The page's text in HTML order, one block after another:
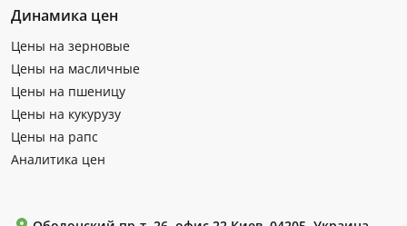
Динамика цен
Цены на зерновые
Цены на масличные
Цены на пшеницу
Цены на кукурузу
Цены на рапс
Аналитика цен